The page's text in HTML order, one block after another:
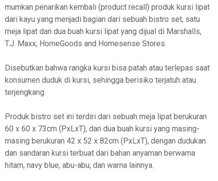
mumkan penarikan kembali (product recall) produk kursi lipat
dari kayu yang menjadi bagian dari sebuah bistro set, satu
meja lipat dan dua buah kursi lipat yang dijual di Marshalls,
T.J. Maxx, HomeGoods and Homesense Stores.
Disebutkan bahwa rangka kursi bisa patah atau terlepas saat
konsumen duduk di kursi, sehingga berisiko terjatuh atau
terjengkang.
Produk bistro set ini terdiri dari sebuah meja lipat berukuran
60 x 60 x 73cm (PxLxT), dan dua buah kursi yang masing-
masing berukuran 42 x 52 x 82cm (PxLxT), dengan dudukan
dan sandaran kursi terbuat dari bahan anyaman berwarna
hitam, navy blue, abu-abu, dan warna lainnya.